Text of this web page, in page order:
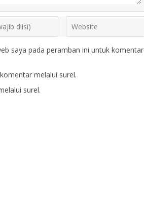
saya pada peramban ini untuk komentar
melalui surel.
surel.